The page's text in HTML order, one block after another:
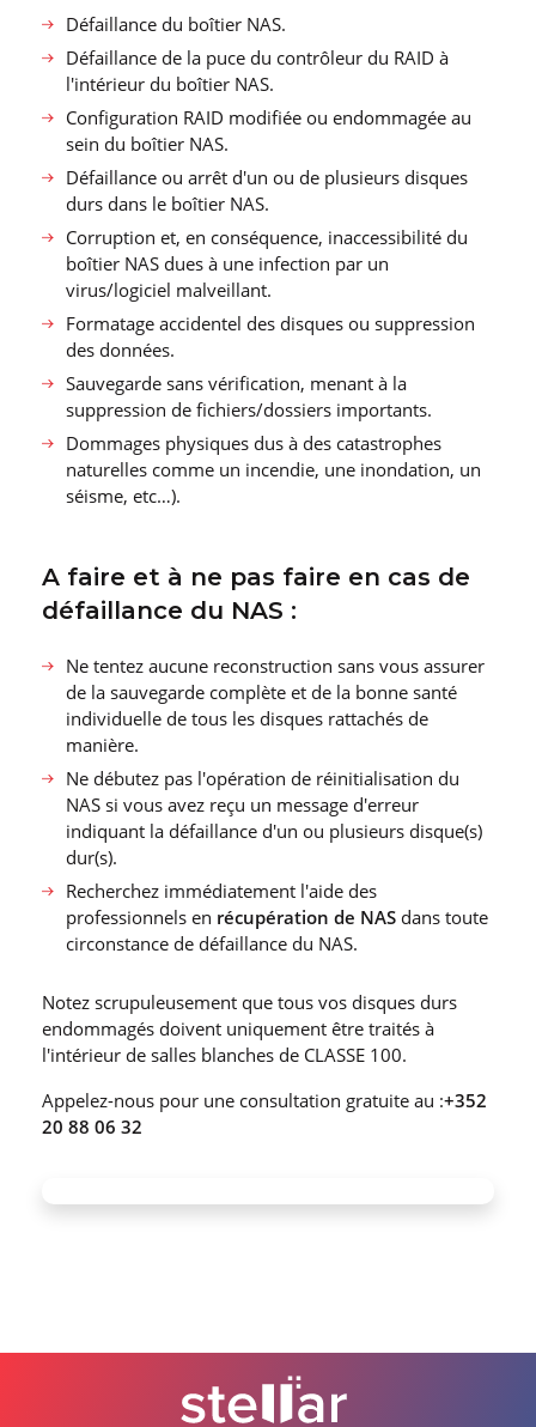
Défaillance du boîtier NAS.
Défaillance de la puce du contrôleur du RAID à
l′intérieur du boîtier NAS.
Configuration RAID modifiée ou endommagée au
sein du boîtier NAS.
Défaillance ou arrêt d′un ou de plusieurs disques
durs dans le boîtier NAS.
Corruption et, en conséquence, inaccessibilité du
boîtier NAS dues à une infection par un
virus/logiciel malveillant.
Formatage accidentel des disques ou suppression
des données.
Sauvegarde sans vérification, menant à la
suppression de fichiers/dossiers importants.
Dommages physiques dus à des catastrophes
naturelles comme un incendie, une inondation, un
séisme, etc…).
A faire et à ne pas faire en cas de
défaillance du NAS :
Ne tentez aucune reconstruction sans vous assurer
de la sauvegarde complète et de la bonne santé
individuelle de tous les disques rattachés de
manière.
Ne débutez pas l′opération de réinitialisation du
NAS si vous avez reçu un message d′erreur
indiquant la défaillance d′un ou plusieurs disque(s)
dur(s).
Recherchez immédiatement l′aide des
professionnels en récupération de NAS dans toute
circonstance de défaillance du NAS.
Notez scrupuleusement que tous vos disques durs
endommagés doivent uniquement être traités à
l′intérieur de salles blanches de CLASSE 100.
Appelez-nous pour une consultation gratuite au :+352
20 88 06 32